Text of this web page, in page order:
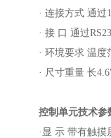
· 连接方式 通过
· 接 口 通过
· 环境要求 温度
· 尺寸重量 长
控制单元技术
· 显 示 带有触